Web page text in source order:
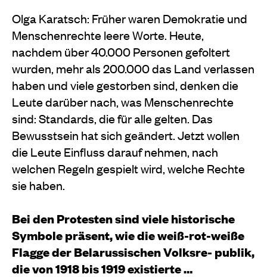
Olga Karatsch: Früher waren Demokratie und
Menschenrechte leere Worte. Heute,
nachdem über 40.000 Personen gefoltert
wurden, mehr als 200.000 das Land verlassen
haben und viele gestorben sind, denken die
Leute darüber nach, was Menschenrechte
sind: Standards, die für alle gelten. Das
Bewusstsein hat sich geändert. Jetzt wollen
die Leute Einfluss darauf nehmen, nach
welchen Regeln gespielt wird, welche Rechte
sie haben.
Bei den Protesten sind viele historische
Symbole präsent, wie die weiß-rot-weiße
Flagge der Belarussischen Volksre- publik,
die von 1918 bis 1919 existierte …